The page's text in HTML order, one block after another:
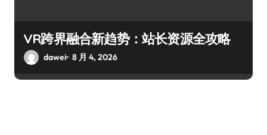
VR跨界融合新趋势：站长资源全攻略
dawei 8 月 4, 2026